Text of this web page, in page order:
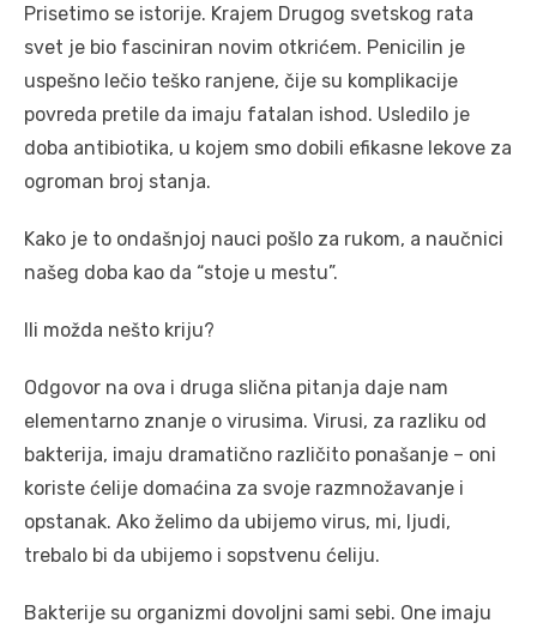
Prisetimo se istorije. Krajem Drugog svetskog rata
svet je bio fasciniran novim otkrićem. Penicilin je
uspešno lečio teško ranjene, čije su komplikacije
povreda pretile da imaju fatalan ishod. Usledilo je
doba antibiotika, u kojem smo dobili efikasne lekove za
ogroman broj stanja.
Kako je to ondašnjoj nauci pošlo za rukom, a naučnici
našeg doba kao da “stoje u mestu”.
Ili možda nešto kriju?
Odgovor na ova i druga slična pitanja daje nam
elementarno znanje o virusima. Virusi, za razliku od
bakterija, imaju dramatično različito ponašanje – oni
koriste ćelije domaćina za svoje razmnožavanje i
opstanak. Ako želimo da ubijemo virus, mi, ljudi,
trebalo bi da ubijemo i sopstvenu ćeliju.
Bakterije su organizmi dovoljni sami sebi. One imaju